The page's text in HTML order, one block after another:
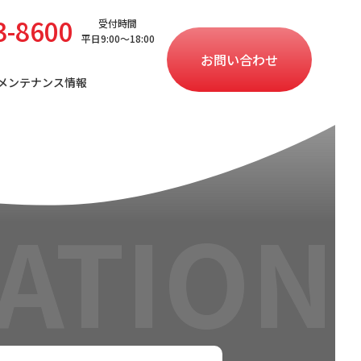
8600
受付時間
平日9:00〜18:00
ンテナンス情報
お問い合わせ